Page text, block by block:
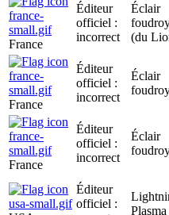
France
Éditeur
officiel :
incorrect
Éclair
(du
France
Éditeur
officiel :
incorrect
Éclair
France
Éditeur
officiel :
incorrect
Éclair
Éditeur
officiel :
Plasma